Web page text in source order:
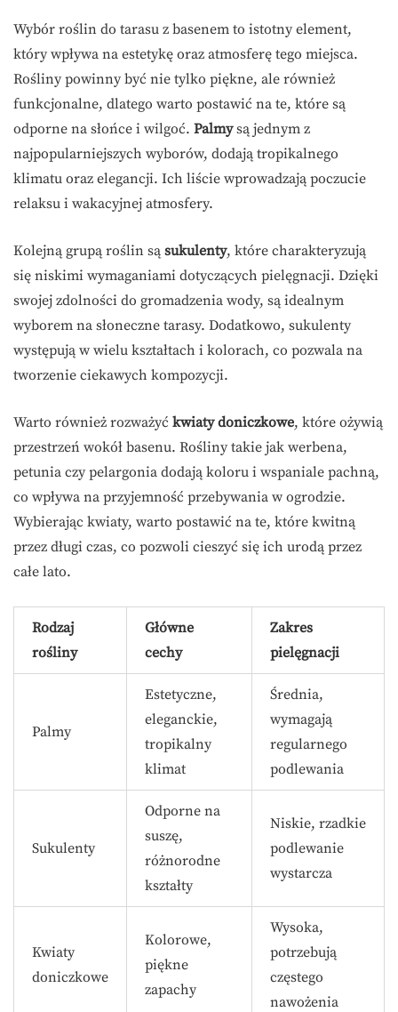
Wybór roślin do tarasu z basenem to istotny element,
który wpływa na estetykę oraz atmosferę tego miejsca.
Rośliny powinny być nie tylko piękne, ale również
funkcjonalne, dlatego warto postawić na te, które są
odporne na słońce i wilgoć. Palmysą jednym z
najpopularniejszych wyborów, dodają tropikalnego
klimatu oraz elegancji. Ich liście wprowadzają poczucie
relaksu i wakacyjnej atmosfery.
Kolejną grupą roślin są sukulenty, które charakteryzują
się niskimi wymaganiami dotyczących pielęgnacji. Dzięki
swojej zdolności do gromadzenia wody, są idealnym
wyborem na słoneczne tarasy. Dodatkowo, sukulenty
występują w wielu kształtach i kolorach, co pozwala na
tworzenie ciekawych kompozycji.
Warto również rozważyć kwiaty doniczkowe, które ożywią
przestrzeń wokół basenu. Rośliny takie jak werbena,
petunia czy pelargonia dodają koloru i wspaniale pachną,
co wpływa na przyjemność przebywania w ogrodzie.
Wybierając kwiaty, warto postawić na te, które kwitną
przez długi czas, co pozwoli cieszyć się ich urodą przez
całe lato.
Rodzaj
rośliny
Główne
cechy
Zakres
pielęgnacji
Palmy
Estetyczne,
eleganckie,
tropikalny
klimat
Średnia,
wymagają
regularnego
podlewania
Sukulenty
Odporne na
suszę,
różnorodne
kształty
Niskie, rzadkie
podlewanie
wystarcza
Kwiaty
doniczkowe
Kolorowe,
piękne
zapachy
Wysoka,
potrzebują
częstego
nawożenia